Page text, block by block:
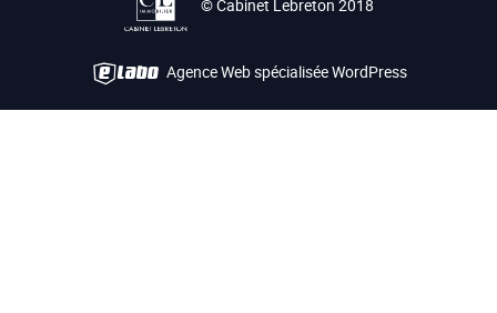
© Cabinet Lebreton 2018
Agence Web spécialisée WordPress